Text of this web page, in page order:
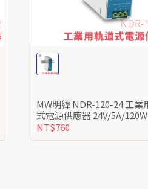
MW明緯 NDR-120-24 工業用軌道
式電源供應器 24V/5A/120W
NT$760